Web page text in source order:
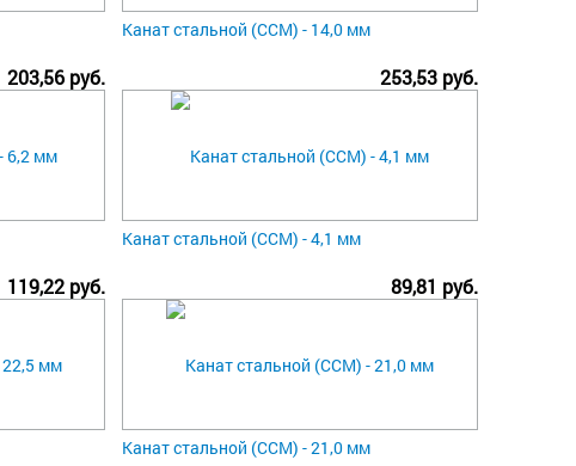
203,56 руб.
Канат стальной (ССМ) - 14,0 мм
253,53 руб.
119,22 руб.
Канат стальной (ССМ) - 4,1 мм
89,81 руб.
Канат стальной (ССМ) - 21,0 мм